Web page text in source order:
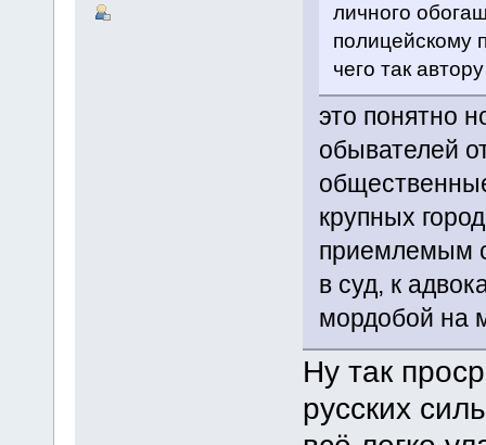
личного
полицейскому
чего так
это понятно
обывателей
крупных
приемлемым
в суд, к
мордобой на
Ну так
русских